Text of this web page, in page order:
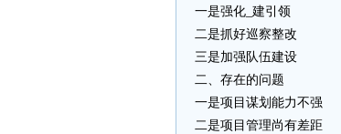
一是强化_建引领
二是抓好巡察整改
三是加强队伍建设
二、存在的问题
一是项目谋划能力不强
二是项目管理尚有差距